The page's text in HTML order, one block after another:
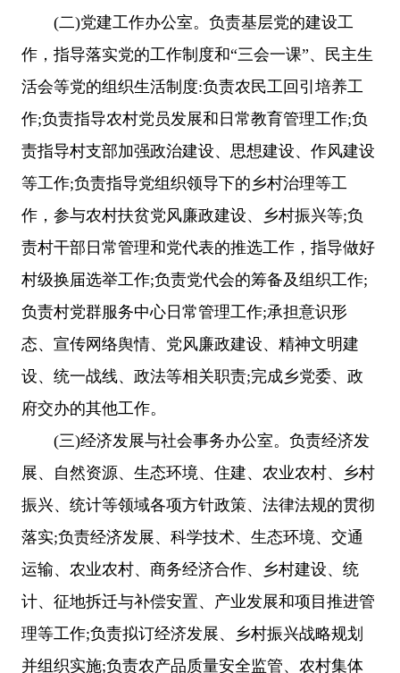
(二)党建工作办公室。负责基层党的建设工
作，指导落实党的工作制度和“三会一课”、民主生
活会等党的组织生活制度:负责农民工回引培养工
作;负责指导农村党员发展和日常教育管理工作;负
责指导村支部加强政治建设、思想建设、作风建设
等工作;负责指导党组织领导下的乡村治理等工
作，参与农村扶贫党风廉政建设、乡村振兴等;负
责村干部日常管理和党代表的推选工作，指导做好
村级换届选举工作;负责党代会的筹备及组织工作;
负责村党群服务中心日常管理工作;承担意识形
态、宣传网络舆情、党风廉政建设、精神文明建
设、统一战线、政法等相关职责;完成乡党委、政
府交办的其他工作。
(三)经济发展与社会事务办公室。负责经济发
展、自然资源、生态环境、住建、农业农村、乡村
振兴、统计等领域各项方针政策、法律法规的贯彻
落实;负责经济发展、科学技术、生态环境、交通
运输、农业农村、商务经济合作、乡村建设、统
计、征地拆迁与补偿安置、产业发展和项目推进管
理等工作;负责拟订经济发展、乡村振兴战略规划
并组织实施;负责农产品质量安全监管、农村集体